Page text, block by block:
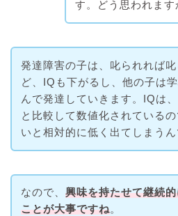
す。どう思われます
発達障害の子は、叱られれば
ど、IQも下がるし、他の子は
んで発達していきます。IQは
と比較して数値化されている
いと相対的に低く出てしまうん
なので、 興味を持たせて継続
ことが大事ですね。